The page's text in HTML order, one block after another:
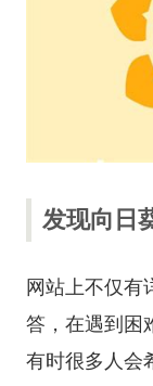
发现向日
网站上不仅有
答，在遇到困
有时很多人会